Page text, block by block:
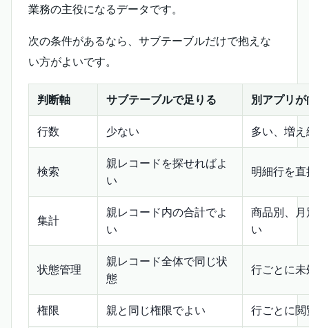
業務の主役になるデータです。
次の条件があるなら、サブテーブルだけで抱えな
い方がよいです。
判断軸 サブテーブルで足りる 別アプリが
行数 少ない 多い、増え
検索
親レコードを探せればよ
い
明細行を
集計
親レコード内の合計でよ
い
商品別、
い
状態管理
親レコード全体で同じ状
態
行ごとに
権限 親と同じ権限でよい 行ごとに